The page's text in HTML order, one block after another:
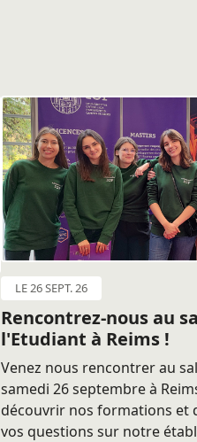
LE 26 SEPT. 26
Rencontrez-nous au
l'Etudiant à Reims !
Venez nous rencontrer au
samedi 26 septembre à
découvrir nos formations et
vos questions sur notre